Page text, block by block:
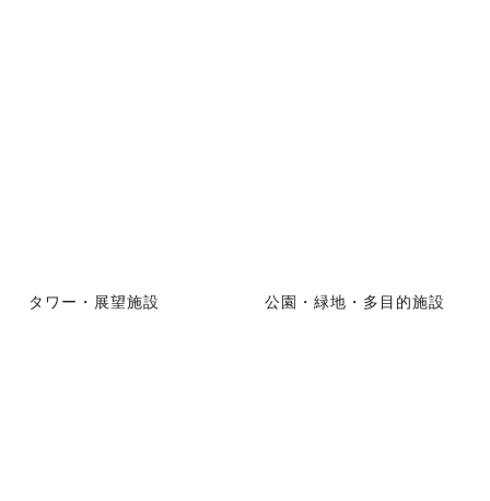
タワー・展望施設 公園・緑地・多目的施設